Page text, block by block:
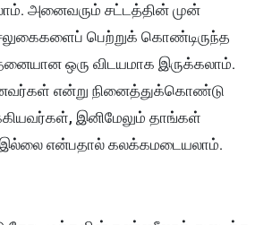
அனைவரும் சட்டத்தின் முன்
பெற்றுக் கொண்டிருந்த
ஒரு விடயமாக இருக்கலாம்.
என்று நினைத்துக்கொண்டு
இனிமேலும் தாங்கள்
என்பதால் கலக்கமடையலாம்.